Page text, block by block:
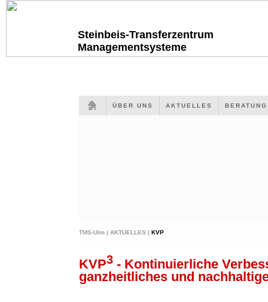
Steinbeis-Transferzentrum
Managementsysteme
ÜBER UNS AKTUELLES
TMS-Ulm | AKTUELLES | KVP
KVP3 - Kontinuierliche
ganzheitliches und